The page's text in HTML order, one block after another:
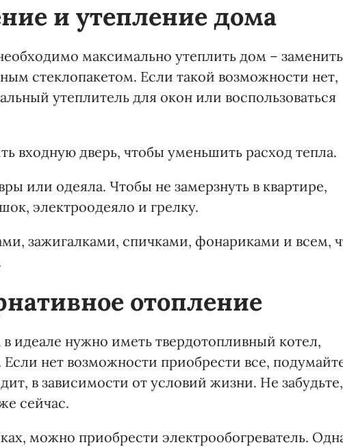
и утепление дома
максимально утеплить дом – заменить
стеклопакетом. Если такой возможности нет,
утеплитель для окон или воспользоваться
входную дверь, чтобы уменьшить расход тепла.
или одеяла. Чтобы не замерзнуть в квартире,
электроодеяло и грелку.
зажигалками, спичками, фонариками и всем,
отопление
идеале нужно иметь твердотопливный котел,
Если нет возможности приобрести все,
в зависимости от условий жизни. Не забудьте,
сейчас.
можно приобрести электрообогреватель.